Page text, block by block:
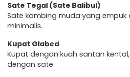
Sate Tegal (Sate Balibul)
Sate kambing muda yang empuk
minimalis.
Kupat Glabed
Kupat dengan kuah santan
dengan sate.